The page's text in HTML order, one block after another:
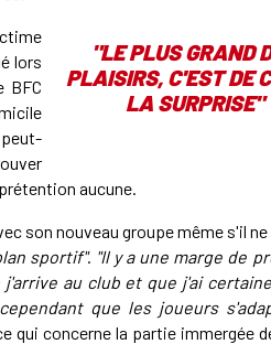
"LE PLUS GRAND
PLAISIRS, C'EST DE
LA SURPRISE"
lors
BFC
peut-
aucune.
son nouveau groupe même s'il
sportif". "Il y a une marge de
au club et que j'ai
que les joueurs
qui concerne la partie immergée